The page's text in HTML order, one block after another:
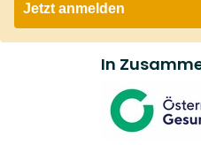
Jetzt anmelden
Email *
, ich will an der oben
teilnehmen und bin
In